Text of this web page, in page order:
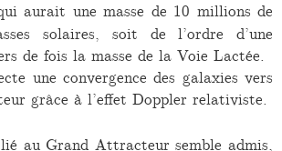
aurait une masse de 10 millions de
solaires, soit de l’ordre d’une
de fois la masse de la Voie Lactée.
une convergence des galaxies vers
grâce à l’effet Doppler relativiste.
au Grand Attracteur semble admis,